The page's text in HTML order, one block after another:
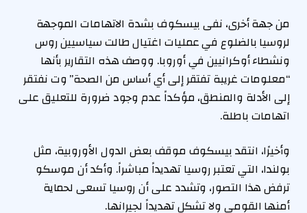
من جهة أخرى، نفى بيسكوف بشدة الاتهامات الموجهة
لروسيا بالضلوع في عمليات اغتيال طالت سياسيين روس
ونشطاء أوكرانيين في أوروبا. ووصف هذه التقارير بأنها
“معلومات غريبة تفتقر إلى أي أساس من الصحة” وت نفتقر
إلى الأدلة والمنطق، مؤكداً عدم وجود ضرورة للتعليق على
اتهامات باطلة.
وأخيرًا، انتقد بيسكوف موقف بعض الدول الأوروبية، مثل
بولندا، التي تعتبر روسيا تهديداً مباشراً. وأكد أن موسكو
ترفض هذا التصور، وتشدد على أن روسيا تسعى لحماية
أمنها القومي ولا تشكل تهديداً لجيرانها.